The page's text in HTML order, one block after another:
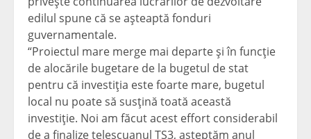
edilul spune că se aşteaptă fonduri
guvernamentale.
“Proiectul mare merge mai departe şi în funcţie
de alocările bugetare de la bugetul de stat
pentru că investiţia este foarte mare, bugetul
local nu poate să susţină toată această
investiţie. Noi am făcut acest effort considerabil
de a finalize telescuanul TS3, aşteptăm anul